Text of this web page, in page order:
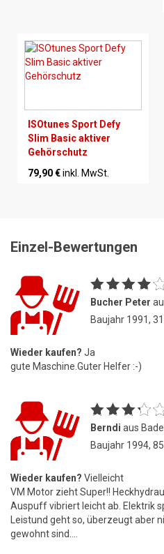
ISOtunes Sport Defy
Slim Basic aktiver
Gehörschutz
79,90 €inkl. MwSt.
Einzel-Bewertungen
Bucher Peter
Baujahr 1991,
Wieder kaufen? Ja
gute Maschine.Guter Helfer :-)
Berndi aus
Baujahr 1994,
Wieder kaufen? Vielleicht
VM Motor zieht Super!!
Auspuff vibriert leicht ab. Elektrik
Leistund geht so, überzeugt aber
gewohnt sind....